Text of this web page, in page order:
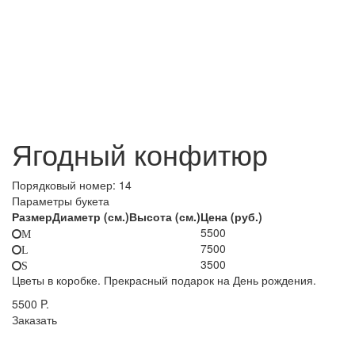
Ягодный конфитюр
Порядковый номер: 14
Параметры букета
РазмерДиаметр (см.)Высота (см.)Цена (руб.)
M 5500
L 7500
S
3500
Цветы в коробке. Прекрасный подарок на День рождения.
5500 P.
Заказать